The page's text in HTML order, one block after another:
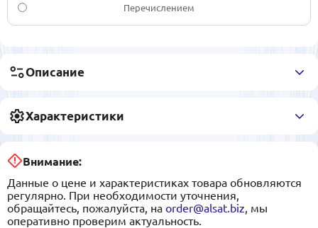
Перечислением
Описание
Характеристики
Внимание:
Данные о цене и характеристиках товара обновляются
регулярно. При необходимости уточнения,
обращайтесь, пожалуйста, на order@alsat.biz , мы
оперативно проверим актуальность.